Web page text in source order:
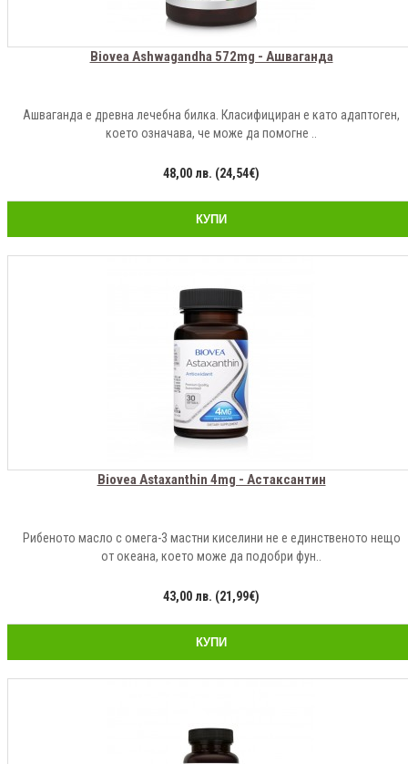
Biovea Ashwagandha 572mg - Ашваганда
Ашваганда е древна лечебна билка. Класифициран е като адаптоген,
което означава, че може да помогне ..
48,00 лв. (24,54€)
КУПИ
Biovea Astaxanthin 4mg - Астаксантин
Рибеното масло с омега-3 мастни киселини не е единственото нещо
от океана, което може да подобри фун..
43,00 лв. (21,99€)
КУПИ